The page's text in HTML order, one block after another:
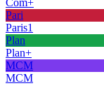
Com+
Pari
Paris1
Plan
Plan+
MCM
MCM